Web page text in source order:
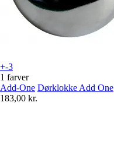
+-3
1 farver
Add-One Dørklokke Add One
183,00 kr.